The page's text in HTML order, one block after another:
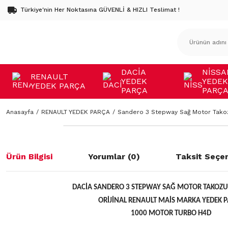
Türkiye'nin Her Noktasına GÜVENLİ & HIZLI Teslimat !
RENAULT
YEDEK PARÇA
DACİA
YEDEK
PARÇA
YEDEK
PARÇA
Anasayfa RENAULT YEDEK PARÇA Sandero 3 Stepway Sağ Motor
Ürün Bilgisi Yorumlar (0) Taksit
DACİA SANDERO 3 STEPWAY SAĞ MOTOR
ORİJİNAL RENAULT MAİS MARKA YEDEK
1000 MOTOR TURBO H4D